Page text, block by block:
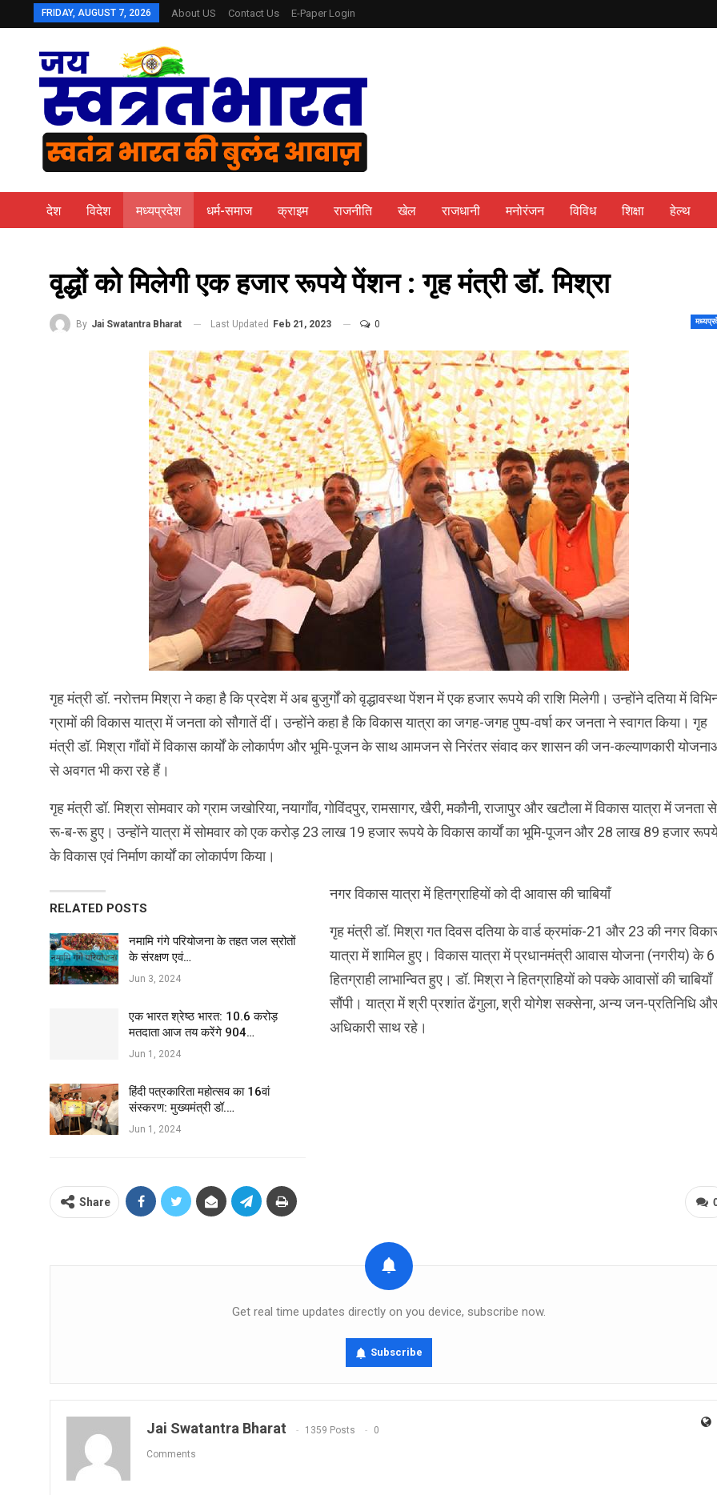
FRIDAY, AUGUST 7, 2026 About US Contact Us E-Paper Login
देश विदेश मध्यप्रदेश धर्म-समाज क्राइम राजनीति खेल राजधानी मनोरंजन विविध शिक्षा हेल्थ
वृद्धों को मिलेगी एक हजार रूपये पेंशन : गृह मंत्री डॉ. मिश्रा
By Jai Swatantra Bharat Last Updated Feb 21, 2023 0
गृह मंत्री डॉ. नरोत्तम मिश्रा ने कहा है कि प्रदेश में अब बुजुर्गों को वृद्धावस्था पेंशन में एक हजार रूपये की राशि मिलेगी। उन्होंने दतिया में
ग्रामों की विकास यात्रा में जनता को सौगातें दीं। उन्होंने कहा है कि विकास यात्रा का जगह-जगह पुष्प-वर्षा कर जनता ने स्वागत किया। गृह
मंत्री डॉ. मिश्रा गाँवों में विकास कार्यों के लोकार्पण और भूमि-पूजन के साथ आमजन से निरंतर संवाद कर शासन की जन-कल्याणकारी
से अवगत भी करा रहे हैं।
गृह मंत्री डॉ. मिश्रा सोमवार को ग्राम जखोरिया, नयागाँव, गोविंदपुर, रामसागर, खैरी, मकौनी, राजापुर और खटौला में विकास यात्रा में जनता से
रू-ब-रू हुए। उन्होंने यात्रा में सोमवार को एक करोड़ 23 लाख 19 हजार रूपये के विकास कार्यों का भूमि-पूजन और 28 लाख 89 हजार
के विकास एवं निर्माण कार्यों का लोकार्पण किया।
RELATED POSTS
नमामि गंगे परियोजना के तहत जल स्रोतों
के संरक्षण एवं…
Jun 3, 2024
एक भारत श्रेष्ठ भारत: 10.6 करोड़
मतदाता आज तय करेंगे 904…
Jun 1, 2024
हिंदी पत्रकारिता महोत्सव का 16वां
संस्करण: मुख्यमंत्री डॉ.…
Jun 1, 2024
नगर विकास यात्रा में हितग्राहियों को दी आवास की चाबियाँ
गृह मंत्री डॉ. मिश्रा गत दिवस दतिया के वार्ड क्रमांक-21 और 23 की नगर
यात्रा में शामिल हुए। विकास यात्रा में प्रधानमंत्री आवास योजना (नगरीय) के 6
हितग्राही लाभान्वित हुए। डॉ. मिश्रा ने हितग्राहियों को पक्के आवासों की चाबियाँ
सौंपी। यात्रा में श्री प्रशांत ढेंगुला, श्री योगेश सक्सेना, अन्य जन-प्रतिनिधि
अधिकारी साथ रहे।
Share
Get real time updates directly on you device, subscribe now.
Subscribe
Jai Swatantra Bharat 1359 Posts 0
Comments